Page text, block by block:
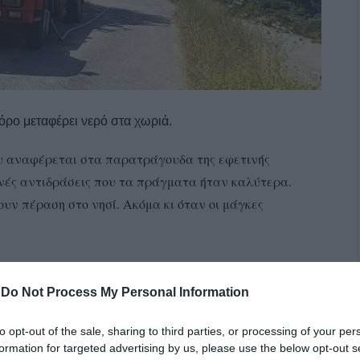
Do Not Process My Personal Information
opt-out of the sale, sharing to third parties, or processing of your
for targeted advertising by us, please use the below opt-out
μεταφέρει νερό στα χωριά.
στα παρατράγουδα της εφετινής
αντιδράσεις που τα πράγματα ήταν καλύτερα.
πέραση στο νησί. Ακόμα κι όταν οι μάγκες
Κυκλάδες, εύχομαι να ακουστούν οι προσευχές των
υπάρχει και ένα μεγάλο αλλά. Τι κάνουμε εμείς για